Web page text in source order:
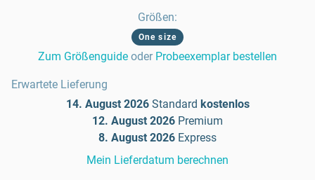
Größen:
One size
Zum Größenguide oder Probeexemplar bestellen
Erwartete Lieferung
14. August 2026 Standard kostenlos
12. August 2026 Premium
8. August 2026 Express
Mein Lieferdatum berechnen